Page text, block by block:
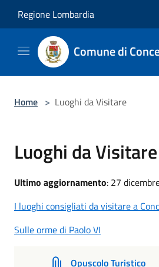
Regione Lombardia
Comune di
Home > Luoghi da Visitare
Luoghi da Visitare
Ultimo aggiornamento: 27
I luoghi consigliati da visitare a
Sulle orme di Paolo VI
Opuscolo Turistico